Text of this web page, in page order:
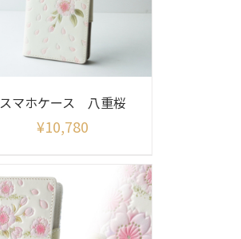
スマホケース 八重桜
¥10,780